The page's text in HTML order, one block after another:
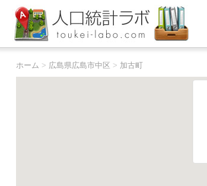
ホーム > 広島県広島市中区 > 加古町